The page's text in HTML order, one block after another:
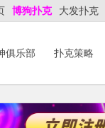
博狗扑克 大发扑克
俱乐部 扑克策略